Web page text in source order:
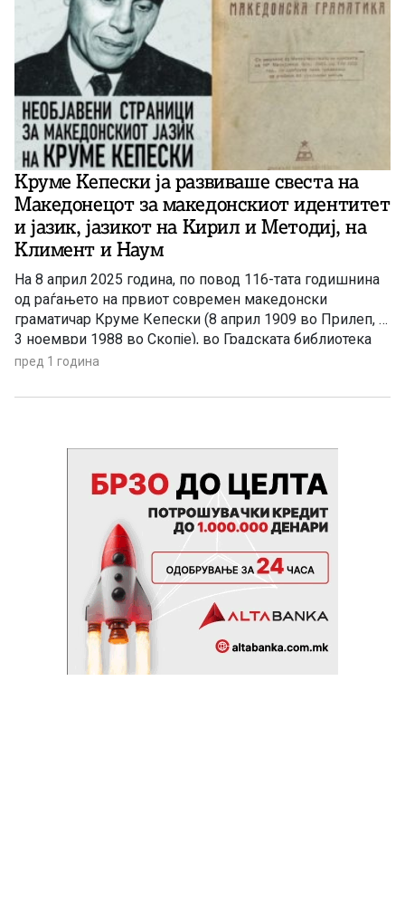
Круме Кепески ја развиваше свеста на
Македонецот за македонскиот идентитет
и јазик, јазикот на Кирил и Методиј, на
Климент и Наум
На 8 април 2025 година, по повод 116-тата годишнина
од раѓањето на првиот современ македонски
граматичар Круме Кепески (8 април 1909 во Прилеп, —
3 ноември 1988 во Скопје), во Градската библиотека
„Борка Талески“ во Прилеп беше претставена книгата
Кепески“, приредена од проф. д-р Јованка
пред 1 година